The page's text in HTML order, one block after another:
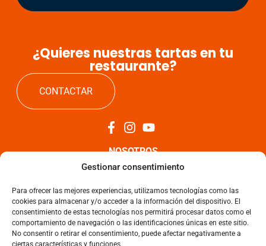
Gestionar consentimiento
Para ofrecer las mejores experiencias, utilizamos tecnologías como las
cookies para almacenar y/o acceder a la información del dispositivo. El
consentimiento de estas tecnologías nos permitirá procesar datos como el
comportamiento de navegación o las identificaciones únicas en este sitio.
No consentir o retirar el consentimiento, puede afectar negativamente a
ciertas características y funciones.
¿Quieres nuestras tartas en tu
restaurante?
CONTACTAR
NOSOTROS
NOTICIAS
CONTACTO